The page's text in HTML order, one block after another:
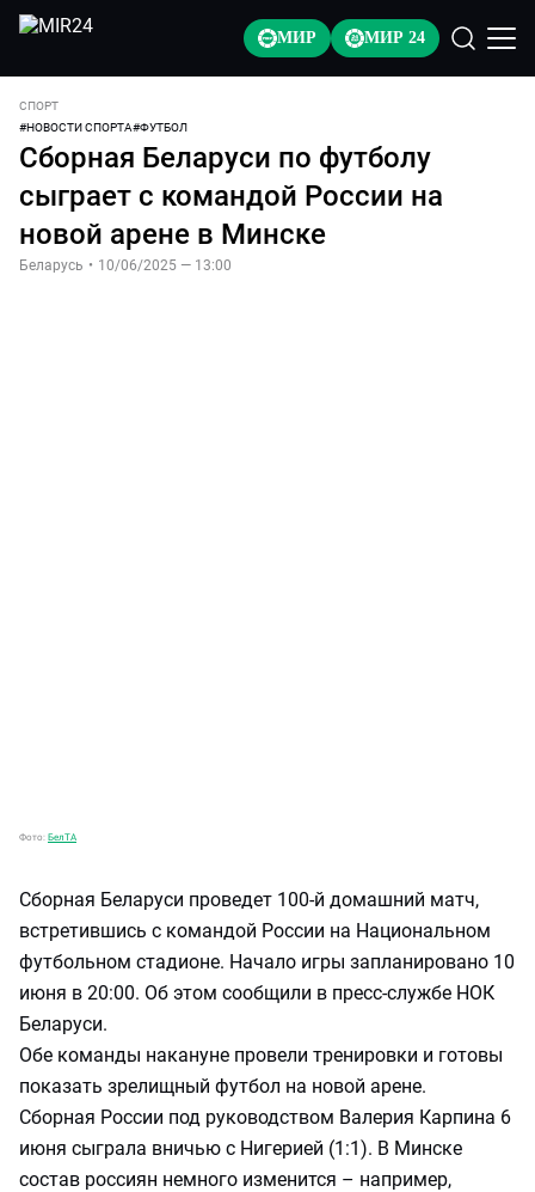
МИР МИР 24
СПОРТ
#НОВОСТИ СПОРТА#ФУТБОЛ
Сборная Беларуси по футболу
сыграет с командой России на
новой арене в Минске
Беларусь • 10/06/2025 — 13:00
Фото: БелТА
Сборная Беларуси проведет 100-й домашний матч,
встретившись с командой России на Национальном
футбольном стадионе. Начало игры запланировано 10
июня в 20:00. Об этом сообщили в пресс-службе НОК
Беларуси.
Обе команды накануне провели тренировки и готовы
показать зрелищный футбол на новой арене.
Сборная России под руководством Валерия Карпина 6
июня сыграла вничью с Нигерией (1:1). В Минске
состав россиян немного изменится – например,